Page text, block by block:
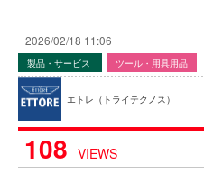
2026/02/18 11:06
製品・サービス ツール・用具用品
エトレ（トライテクノス）
108 VIEWS